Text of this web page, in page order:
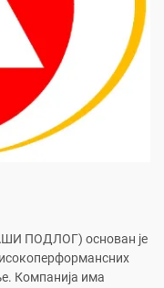
ПОДЛОГ) основан је
Компанија има